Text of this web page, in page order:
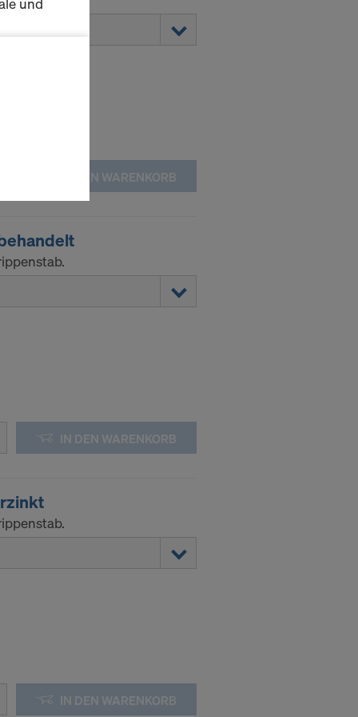
IN DEN WARENKORB
IN DEN WARENKORB
IN DEN WARENKORB
Sie der
auch
dem
indem
DIE